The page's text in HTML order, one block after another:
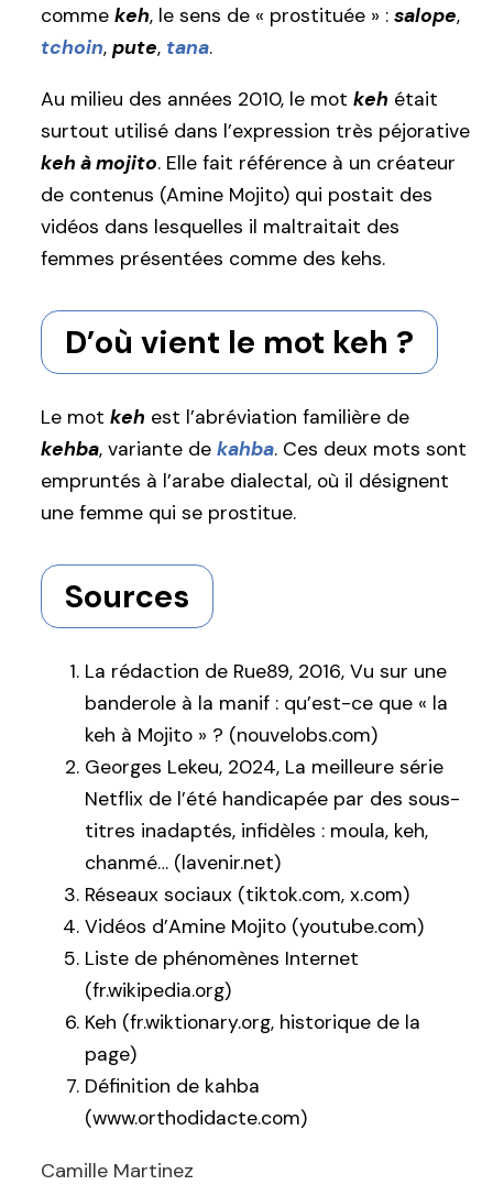
comme keh, le sens de « prostituée » : salope,
tchoin, pute, tana.
Au milieu des années 2010, le mot keh était
surtout utilisé dans l’expression très péjorative
keh à mojito. Elle fait référence à un créateur
de contenus (Amine Mojito) qui postait des
vidéos dans lesquelles il maltraitait des
femmes présentées comme des kehs.
D’où vient le mot keh ?
Le mot keh est l’abréviation familière de
kehba, variante de kahba. Ces deux mots sont
empruntés à l’arabe dialectal, où il désignent
une femme qui se prostitue.
Sources
La rédaction de Rue89, 2016, Vu sur une
banderole à la manif : qu’est-ce que « la
keh à Mojito » ? (nouvelobs.com)
Georges Lekeu, 2024, La meilleure série
Netflix de l’été handicapée par des sous-
titres inadaptés, infidèles : moula, keh,
chanmé… (lavenir.net)
Réseaux sociaux (tiktok.com, x.com)
Vidéos d’Amine Mojito (youtube.com)
Liste de phénomènes Internet
(fr.wikipedia.org)
Keh (fr.wiktionary.org, historique de la
page)
Définition de kahba
(www.orthodidacte.com)
Camille Martinez